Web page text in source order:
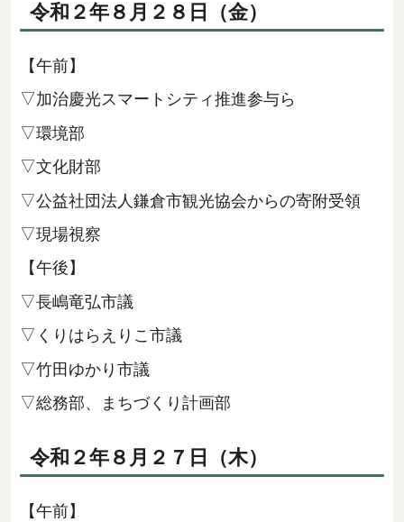
令和２年８月２８日（金）
【午前】
▽加治慶光スマートシティ推進参与ら
▽環境部
▽文化財部
▽公益社団法人鎌倉市観光協会からの寄附受領
▽現場視察
【午後】
▽長嶋竜弘市議
▽くりはらえりこ市議
▽竹田ゆかり市議
▽総務部、まちづくり計画部
令和２年８月２７日（木）
【午前】